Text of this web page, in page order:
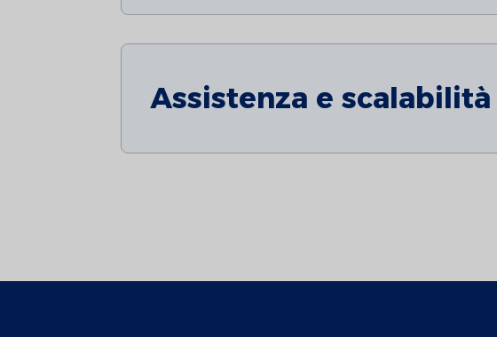
Assistenza e scalabilità